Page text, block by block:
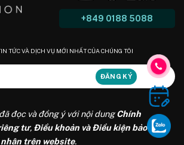
+849 0188 5088
TỨC VÀ DỊCH VỤ MỚI NHẤT CỦA CHÚNG TÔI
đọc và đồng ý với nội dungChính
tư, Điều khoản và Điều kiện bảo
nhân trên website.